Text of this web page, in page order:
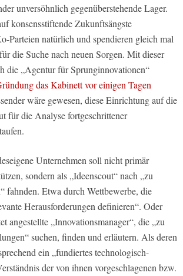
unversöhnlich gegenüberstehende Lager.
konsensstiftende Zukunftsängste
Parteien natürlich und spendieren gleich mal
die Suche nach neuen Sorgen. Mit dieser
die „Agentur für Sprunginnovationen“
das Kabinett vor einigen Tagen
wäre gewesen, diese Einrichtung auf die
für die Analyse fortgeschrittener
Unternehmen soll nicht primär
sondern als „Ideenscout“ nach „zu
fahnden. Etwa durch Wettbewerbe, die
Herausforderungen definieren“. Oder
angestellte „Innovationsmanager“, die „zu
suchen, finden und erläutern. Als deren
ein „fundiertes technologisch-
der von ihnen vorgeschlagenen bzw.